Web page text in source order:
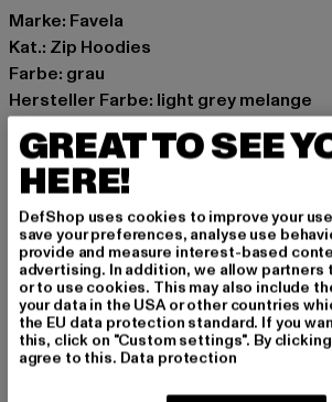
Marke: Favela
Kat.: Zip Hoodies
Farbe: grau
Hersteller Farbe: light grey melange
Materialzusammensetzung: 100%
Art.Nr: FAV-Q325-MF-02818
Hersteller: AD Distribution GmbH |
Info@favelaclothing.com
CHRISTINENSTRASSE 19A | 40880
GRÖSSE & PASSFORM
GREAT TO SEE
HERE!
DefShop uses cookies to improve your
save your preferences, analyse use
provide and measure interest-based
advertising. In addition, we allow partners
or to use cookies. This may also include
your data in the USA or other countries
the EU data protection standard. If you
this, click on "Custom settings". By
agree to this. Data protection